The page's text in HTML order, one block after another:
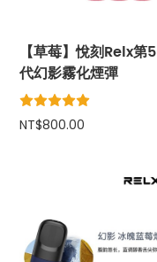
【草莓】悅刻Relx第5
代幻影霧化煙彈
NT$800.00